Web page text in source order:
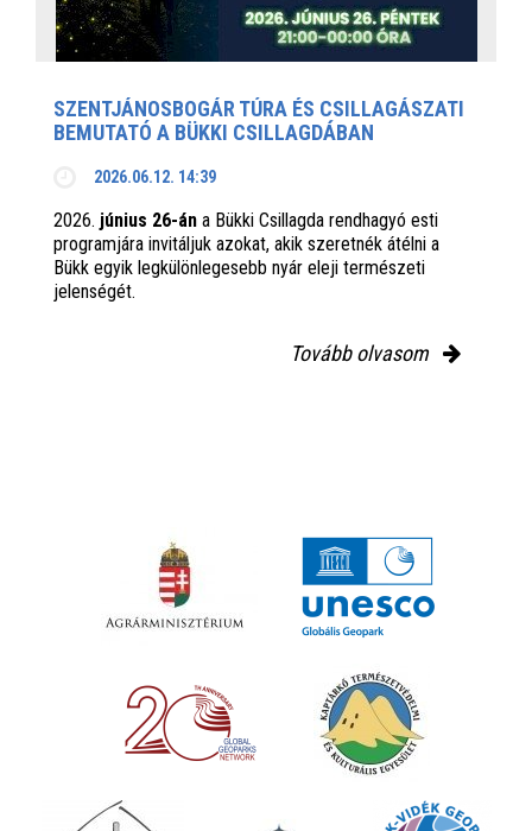
SZENTJÁNOSBOGÁR TÚRA ÉS CSILLAGÁSZATI
BEMUTATÓ A BÜKKI CSILLAGDÁBAN
2026.06.12. 14:39
2026. június 26-án a Bükki Csillagda rendhagyó esti
programjára invitáljuk azokat, akik szeretnék átélni a
Bükk egyik legkülönlegesebb nyár eleji természeti
jelenségét.
Tovább olvasom